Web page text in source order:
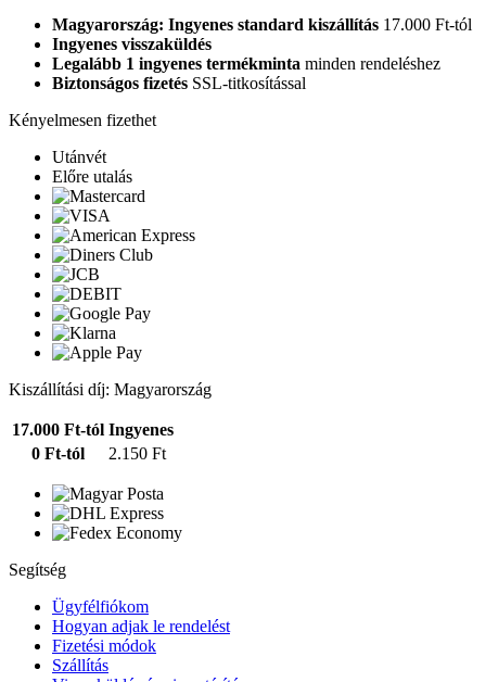
Magyarország: Ingyenes standard kiszállítás 17.000 Ft-tól
Ingyenes visszaküldés
Legalább 1 ingyenes termékminta minden rendeléshez
Biztonságos fizetés SSL-titkosítással
Kényelmesen fizethet
Utánvét
Előre utalás
Kiszállítási díj: Magyarország
17.000 Ft-tól Ingyenes
0 Ft-tól
2.150 Ft
Segítség
Ügyfélfiókom
Hogyan adjak le rendelést
Fizetési módok
Szállítás